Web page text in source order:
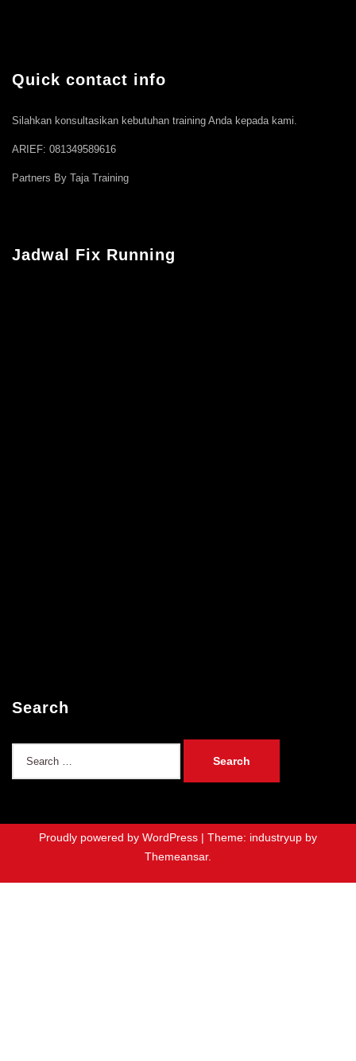
Quick contact info
Silahkan konsultasikan kebutuhan training Anda kepada kami.
ARIEF: 081349589616
Partners By Taja Training
Jadwal Fix Running
Search
Proudly powered by WordPress | Theme: industryup by
Themeansar.